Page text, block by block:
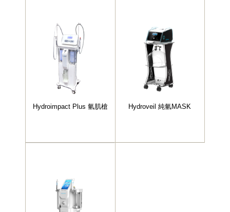
Hydroimpact Plus 氫肌槍 Hydroveil 純氫MASK